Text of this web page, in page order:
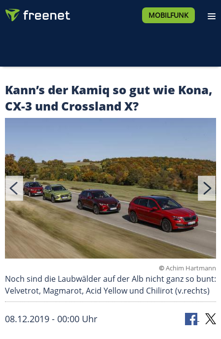
MOBILFUNK
Kann’s der Kamiq so gut wie Kona,
CX-3 und Crossland X?
©Achim Hartmann
Noch sind die Laubwälder auf der Alb nicht ganz so bunt:
Velvetrot, Magmarot, Acid Yellow und Chilirot (v.rechts)
08.12.2019 - 00:00 Uhr